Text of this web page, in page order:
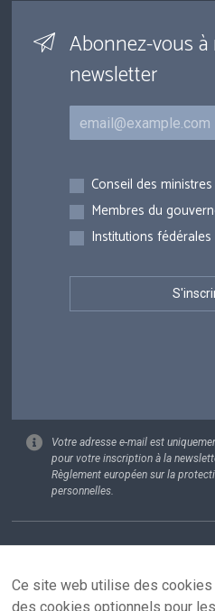
Abonnez-vous
newsletter
Courriel
Inscriptions
Conseil des ministres
Membres du
Institutions fédérales
Votre adresse e-mail est
pour votre inscription à la
Règlement européen sur la
personnelles.
Ce site web utilise des
des cookies optionnels pour